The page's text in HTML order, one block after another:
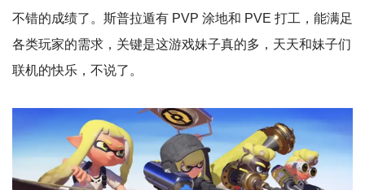
不错的成绩了。斯普拉遁有 PVP 涂地和 PVE 打工，能满足
各类玩家的需求，关键是这游戏妹子真的多，天天和妹子们
联机的快乐，不说了。